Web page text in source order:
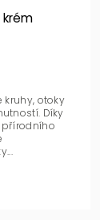
krém
kruhy, otoky
Díky